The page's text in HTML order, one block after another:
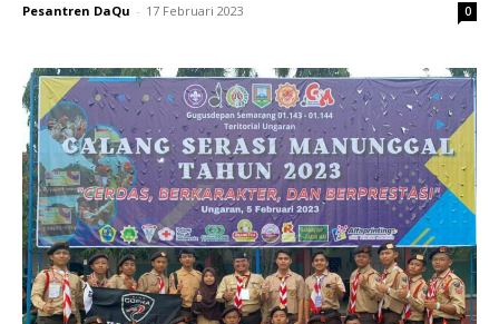
Pesantren DaQu - 17 Februari 2023 0